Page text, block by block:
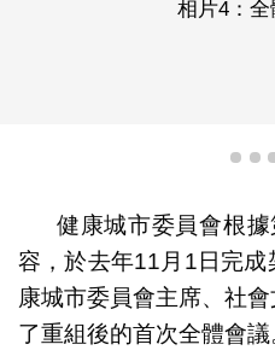
相片4：全
1 2
健康城市委員會根
容，於去年11月1日完
康城市委員會主席、社
了重組後的首次全體會